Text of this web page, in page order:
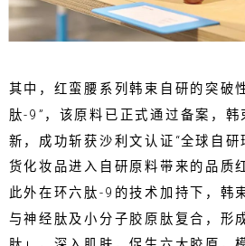
其中，红蛮腰系列韩束自研的突破
肽-9”，该原料已正式通过备案，韩
新，成功斩获沙利文认证“全球自
货化妆品进入自研原料带来的品质
此外在环六肽-9的技术加持下，韩
与神经肽及小分子胶原肽复合，形